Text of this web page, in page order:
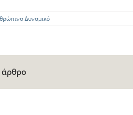
Δυναμικό
άρθρο